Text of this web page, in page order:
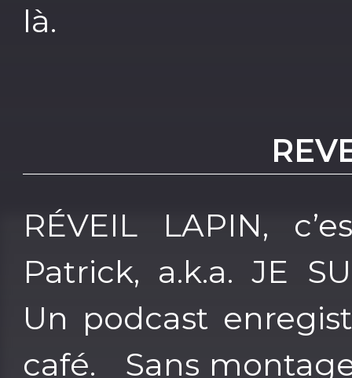
là.
RÉVEIL LAPIN,
Patrick, a.k.a. JE
Un podcast
café. Sans